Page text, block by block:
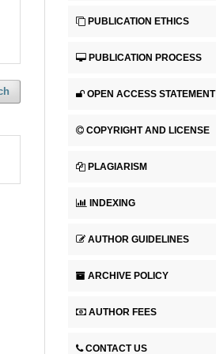
PUBLICATION ETHICS
PUBLICATION PROCESS
OPEN ACCESS STATEMENT
COPYRIGHT AND LICENSE
PLAGIARISM
INDEXING
AUTHOR GUIDELINES
ARCHIVE POLICY
AUTHOR FEES
CONTACT US